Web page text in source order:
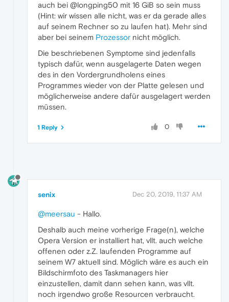
auch bei @longping50 mit 16 GiB so sein muss
(Hint: wir wissen alle nicht, was er da gerade alles
auf seinem Rechner so zu laufen hat). Mehr sind
aber bei seinem Prozessor nicht möglich.
Die beschriebenen Symptome sind jedenfalls
typisch dafür, wenn ausgelagerte Daten wegen
des in den Vordergrundholens eines
Programmes wieder von der Platte gelesen und
möglicherweise andere dafür ausgelagert werden
müssen.
0
1 Reply
senix Dec 20, 2019, 11:37 AM
@meersau - Hallo.
Deshalb auch meine vorherige Frage(n), welche
Opera Version er installiert hat, vllt. auch welche
offenen oder z.Z. laufenden Programme auf
seinem W7 aktuell sind. Möglich wäre es auch ein
Bildschirmfoto des Taskmanagers hier
einzustellen, damit dann sehen kann, was vllt.
noch irgendwo große Resourcen verbraucht.